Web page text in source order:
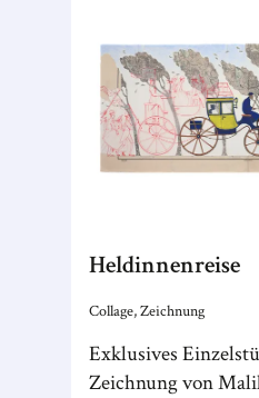
Heldinnenreise
Collage, Zeichnung
Exklusives
Zeichnung von